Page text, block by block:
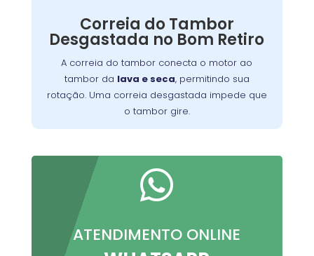
Correia do Tambor
Desgastada no Bom Retiro
A correia do tambor conecta o motor ao
tambor da lava e seca, permitindo sua
rotação. Uma correia desgastada impede que
o tambor gire.
o problema, permitindo que você continue a
preparar suas refeições favoritas sem
interrupções.

ATENDIMENTO ONLINE